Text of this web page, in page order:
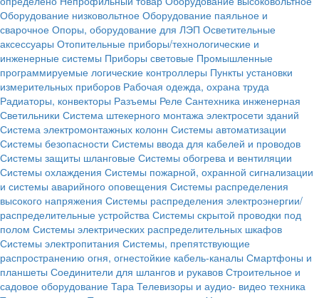
Оборудование низковольтное Оборудование паяльное и
сварочное Опоры, оборудование для ЛЭП Осветительные
аксессуары Отопительные приборы/технологические и
инженерные системы Приборы световые Промышленные
программируемые логические контроллеры Пункты установки
измерительных приборов Рабочая одежда, охрана труда
Радиаторы, конвекторы Разъемы Реле Сантехника инженерная
Светильники Система штекерного монтажа электросети зданий
Система электромонтажных колонн Системы автоматизации
Системы безопасности Системы ввода для кабелей и проводов
Системы защиты шланговые Системы обогрева и вентиляции
Системы охлаждения Системы пожарной, охранной сигнализации
и системы аварийного оповещения Системы распределения
высокого напряжения Системы распределения электроэнергии/
распределительные устройства Системы скрытой проводки под
полом Системы электрических распределительных шкафов
Системы электропитания Системы, препятствующие
распространению огня, огнестойкие кабель-каналы Смартфоны и
планшеты Соединители для шлангов и рукавов Строительное и
садовое оборудование Тара Телевизоры и аудио- видео техника